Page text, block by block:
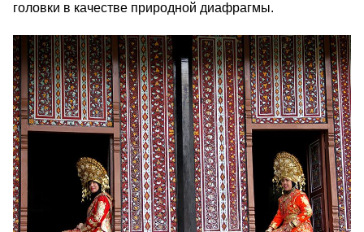
головки в качестве природной диафрагмы.